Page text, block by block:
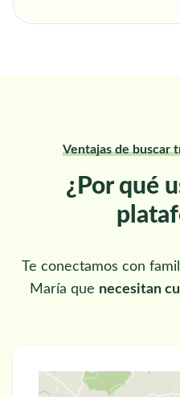
Ventajas de buscar
¿Por qué
Te conectamos con
María que necesitan